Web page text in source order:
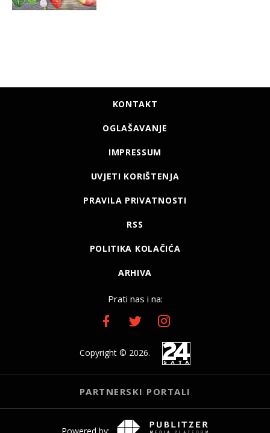
KONTAKT
OGLAŠAVANJE
IMPRESSUM
UVJETI KORIŠTENJA
PRAVILA PRIVATNOSTI
RSS
POLITIKA KOLAČIĆA
ARHIVA
Prati nas i na:
Copyright © 2026.
PARTNERSKI PORTALI